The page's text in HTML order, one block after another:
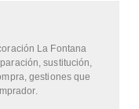
La Fontana
sustitución,
gestiones que